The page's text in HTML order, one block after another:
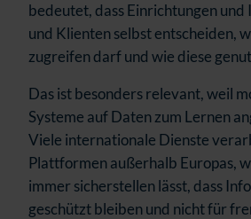
bedeutet, dass Einrichtungen
und Klienten selbst entscheiden,
zugreifen darf und wie diese
Das ist besonders relevant, weil
Systeme auf Daten zum Lernen
Viele internationale Dienste
Plattformen außerhalb Europas,
immer sicherstellen lässt, dass
geschützt bleiben und nicht für